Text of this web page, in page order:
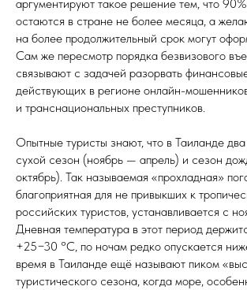
аргументируют такое решение тем, что
остаются в стране не более месяца, а
на более продолжительный срок могут
Сам же пересмотр порядка безвизового
связывают с задачей разорвать
действующих в регионе онлайн-
и транснациональных преступников.
Опытные туристы знают, что в Таиланде
сухой сезон (ноябрь — апрель) и сезон
октябрь). Так называемая «прохладная»
благоприятная для не привыкших к
российских туристов, устанавливается с
Дневная температура в этот период
+25−30 °C, по ночам редко опускается
время в Таиланде ещё называют пиком
туристического сезона, когда море,